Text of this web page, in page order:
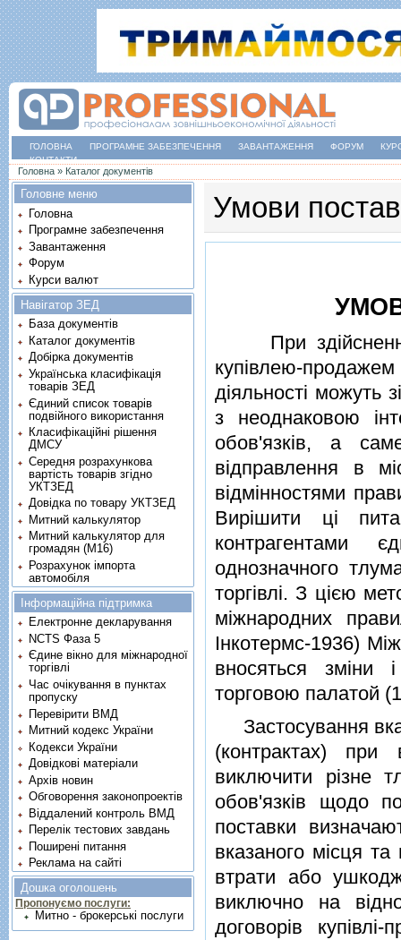
ГОЛОВНА ПРОГРАМНЕ ЗАБЕЗПЕЧЕННЯ ЗАВАНТАЖЕННЯ ФОРУМ
КОНТАКТИ
Ви є тут
Головна » Каталог документів
Умови
При здiйсненнi
купiвлею-
дiяльностi можуть
з неоднаковою
обов'язкiв, а
вiдправлення в
вiдмiнностями
Вирiшити цi
контрагентами
однозначного
торгiвлi. З цiєю
мiжнародних
Iнкотермс-1936)
вносяться змiни
торговою палатой
Застосування
(контрактах) при
виключити рiзне
обов'язкiв щодо
поставки
вказаного мiсця та
втрати або
виключно на
договорiв
Головне меню
Головна
Програмне забезпечення
Завантаження
Форум
Курси валют
Навігатор ЗЕД
База документів
Каталог документів
Добірка документів
Українська класифікація
товарів ЗЕД
Єдиний список товарів
подвійного використання
Класифікаційні рішення
ДМСУ
Середня розрахункова
вартість товарів згідно
УКТЗЕД
Довідка по товару УКТЗЕД
Митний калькулятор
Митний калькулятор для
громадян (М16)
Розрахунок імпорта
автомобіля
Інформаційна підтримка
Електронне декларування
NCTS Фаза 5
Єдине вікно для міжнародної
торгівлі
Час очікування в пунктах
пропуску
Перевірити ВМД
Митний кодекс України
Кодекси України
Довідкові матеріали
Архів новин
Обговорення законопроектів
Віддалений контроль ВМД
Перелік тестових завдань
Поширені питання
Реклама на сайті
Дошка оголошень
Пропонуємо послуги:
Митно - брокерські послуги